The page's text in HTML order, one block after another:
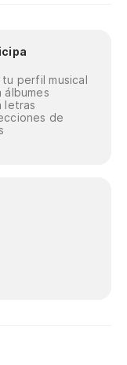
tu perfil musical
álbumes
letras
de